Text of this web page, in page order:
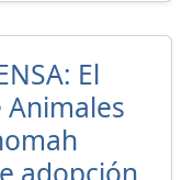
El
Animales
adopción